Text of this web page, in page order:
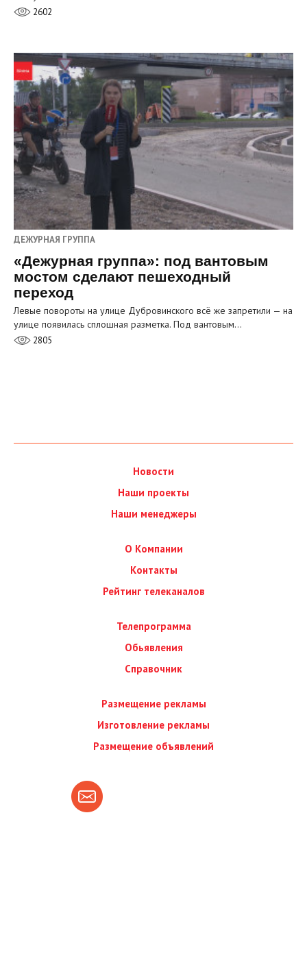
2602
ДЕЖУРНАЯ ГРУППА
«Дежурная группа»: под вантовым
мостом сделают пешеходный
переход
Левые повороты на улице Дубровинского всё же запретили — на
улице появилась сплошная разметка. Под вантовым…
2805
Новости
Наши проекты
Наши менеджеры
О Компании
Контакты
Рейтинг телеканалов
Телепрограмма
Обьявления
Справочник
Размещение рекламы
Изготовление рекламы
Размещение объявлений